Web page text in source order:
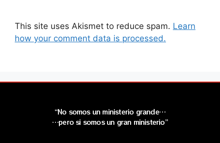
This site uses Akismet to reduce spam. Learn
how your comment data is processed.
“No somos un ministerio grande…
…pero si somos un gran ministerio”